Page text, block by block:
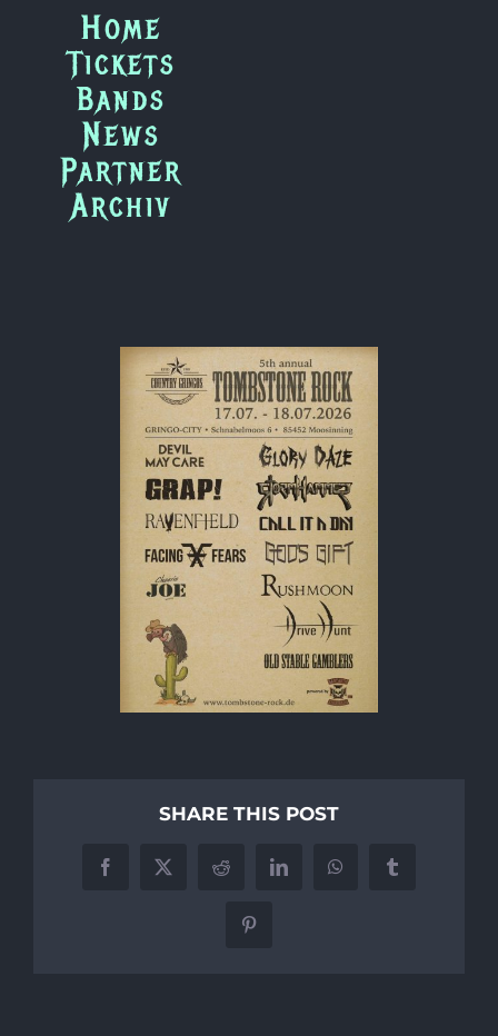
Home
Tickets
Bands
News
Partner
Archiv
SHARE THIS POST
Facebook
X Reddit LinkedInWhatsAppTumblr
Pinterest